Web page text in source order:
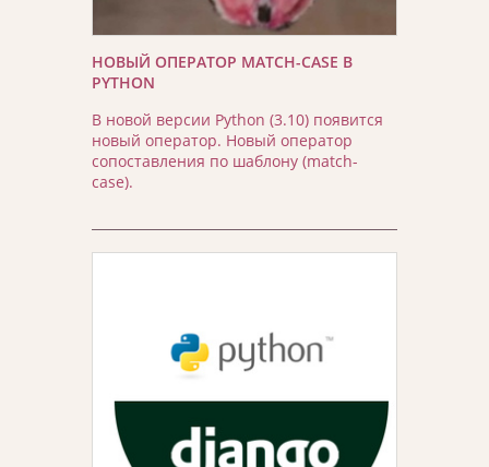
НОВЫЙ ОПЕРАТОР MATCH-CASE В
PYTHON
В новой версии Python (3.10) появится
новый оператор. Новый оператор
сопоставления по шаблону (match-
case).